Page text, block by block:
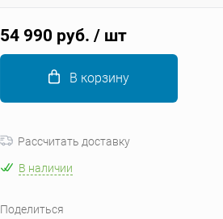
54 990 руб. / шт
В корзину
Рассчитать доставку
В наличии
Поделиться